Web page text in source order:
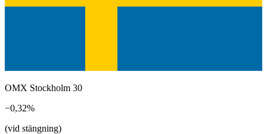
OMX Stockholm 30
−0,32%
(vid stängning)